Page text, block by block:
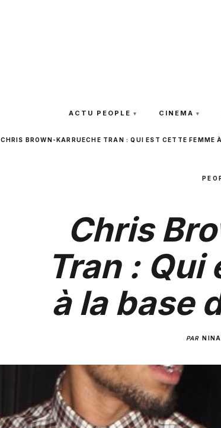
ACTU PEOPLE CINEMA
CHRIS BROWN-KARRUECHE TRAN : QUI EST CETTE FEMME
Chris
Tran :
à la base
PAR